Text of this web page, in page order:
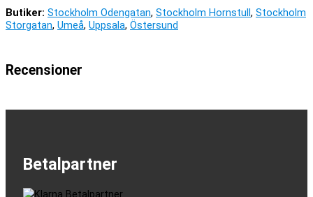
Butiker: Stockholm Odengatan, Stockholm Hornstull, Stockholm
Storgatan, Umeå, Uppsala, Östersund
Recensioner
Betalpartner